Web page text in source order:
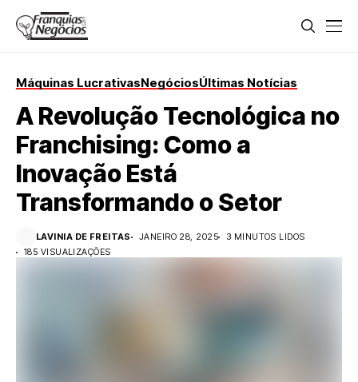
Máquinas LucrativasNegóciosÚltimas Notícias
A Revolução Tecnológica no
Franchising: Como a
Inovação Está
Transformando o Setor
LAVINIA DE FREITAS JANEIRO 28, 2025
3 MINUTOS LIDOS
185 VISUALIZAÇÕES